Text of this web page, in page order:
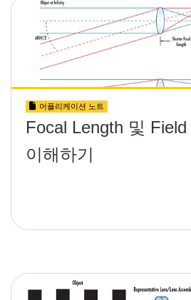
어플리케이션 노트
Focal Length 및
이해하기